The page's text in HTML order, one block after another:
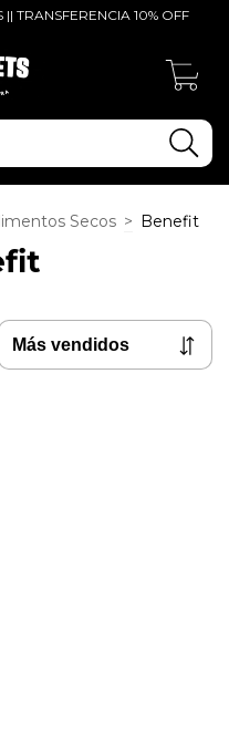
TRANSFERENCIA 10% OFF
Secos > Benefit